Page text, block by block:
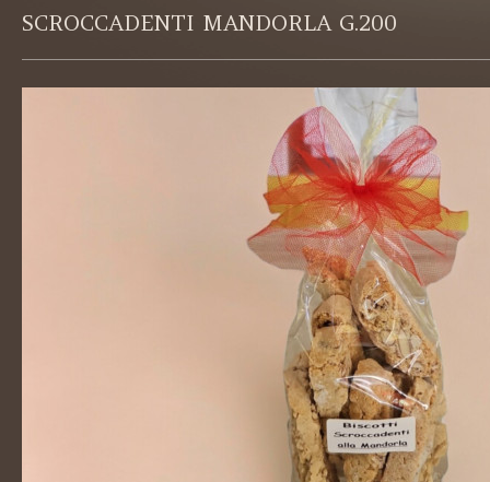
SCROCCADENTI MANDORLA G.200